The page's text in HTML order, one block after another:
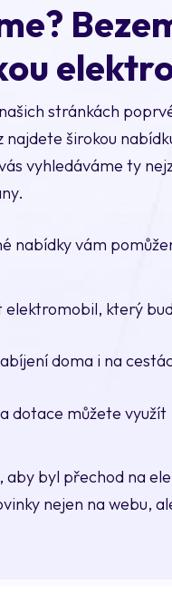
stránkách
najdete širokou
vyhledáváme ty
nabídky vám
elektromobil, který
doma i na
dotace můžete využít
aby byl přechod na
nejen na webu,